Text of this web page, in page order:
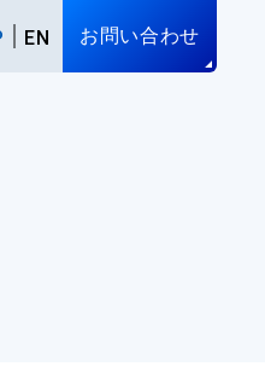
EN お問い合わせ